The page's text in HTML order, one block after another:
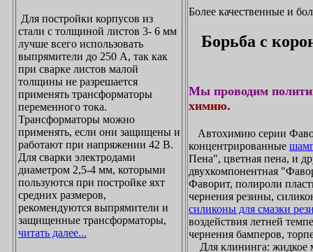
Для постройки корпусов из
стали с толщиной листов 3- 6 мм
лучше всего использовать
выпрямители до 250 А, так как
при сварке листов малой
толщины не разрешается
применять трансформаторы
переменного тока.
Трансформаторы можно
применять, если они защищены и
работают при напряжении 42 В.
Для сварки электродами
диаметром 2,5-4 мм, которыми
пользуются при постройке яхт
средних размеров,
рекомендуются выпрямители и
защищенные трансформаторы,
читать далее...
Более качественные и
Борьба с
Мы проводим
химию.
Автохимию серии
концентрированные
Пена", цветная пена, и
двухкомпонентная
Фаворит, полироли
чернения резины,
силиконы для смазки
воздействия летней
чернения бамперов,
Для клининга: жидкое